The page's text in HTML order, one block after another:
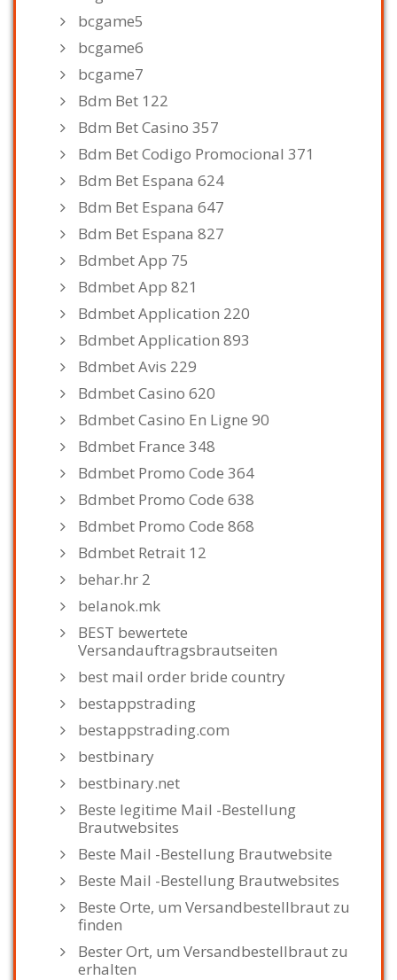
bcgame5
bcgame6
bcgame7
Bdm Bet 122
Bdm Bet Casino 357
Bdm Bet Codigo Promocional 371
Bdm Bet Espana 624
Bdm Bet Espana 647
Bdm Bet Espana 827
Bdmbet App 75
Bdmbet App 821
Bdmbet Application 220
Bdmbet Application 893
Bdmbet Avis 229
Bdmbet Casino 620
Bdmbet Casino En Ligne 90
Bdmbet France 348
Bdmbet Promo Code 364
Bdmbet Promo Code 638
Bdmbet Promo Code 868
Bdmbet Retrait 12
behar.hr 2
belanok.mk
BEST bewertete
Versandauftragsbrautseiten
best mail order bride country
bestappstrading
bestappstrading.com
bestbinary
bestbinary.net
Beste legitime Mail -Bestellung
Brautwebsites
Beste Mail -Bestellung Brautwebsite
Beste Mail -Bestellung Brautwebsites
Beste Orte, um Versandbestellbraut zu
finden
Bester Ort, um Versandbestellbraut zu
erhalten